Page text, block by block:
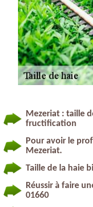
Mezeriat : taille
fructification
Pour avoir le
Mezeriat.
Taille de la haie
Réussir à faire
01660